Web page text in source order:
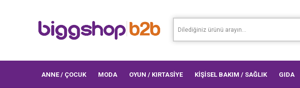
ANNE / ÇOCUK MODA OYUN / KIRTASİYE KİŞİSEL BAKIM / SAĞLIK GIDA